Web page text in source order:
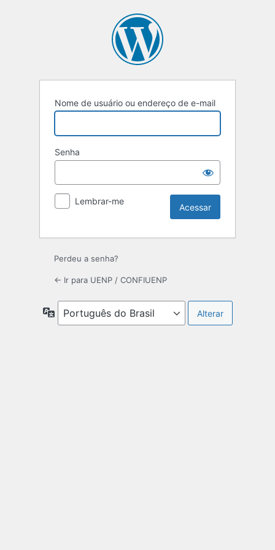
Nome de usuário ou endereço de e-mail
Senha
Lembrar-me
Perdeu a senha?
← Ir para UENP / CONFIUENP
Idioma